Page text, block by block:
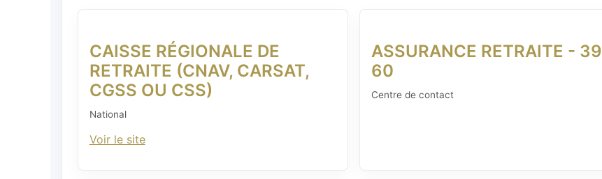
CAISSE RÉGIONALE DE
RETRAITE (CNAV, CARSAT,
CGSS OU CSS)
National
Voir le site
ASSURANCE RETRAITE - 39
60
Centre de contact